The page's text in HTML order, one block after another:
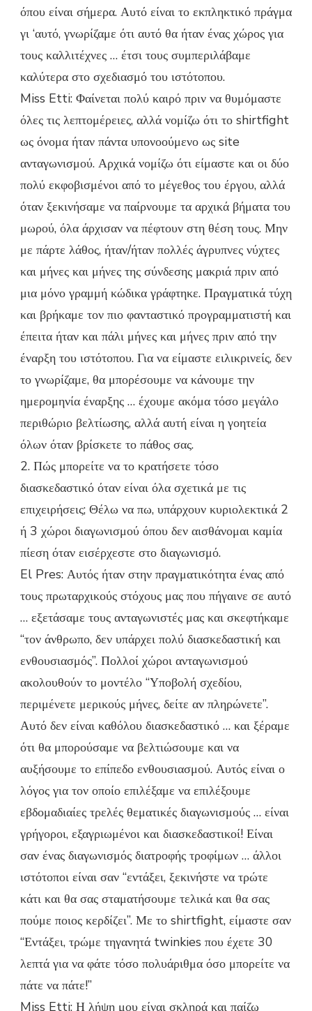
όπου είναι σήμερα. Αυτό είναι το εκπληκτικό πράγμα
γι ‘αυτό, γνωρίζαμε ότι αυτό θα ήταν ένας χώρος για
τους καλλιτέχνες … έτσι τους συμπεριλάβαμε
καλύτερα στο σχεδιασμό του ιστότοπου.
Miss Etti: Φαίνεται πολύ καιρό πριν να θυμόμαστε
όλες τις λεπτομέρειες, αλλά νομίζω ότι το shirtfight
ως όνομα ήταν πάντα υπονοούμενο ως site
ανταγωνισμού. Αρχικά νομίζω ότι είμαστε και οι δύο
πολύ εκφοβισμένοι από το μέγεθος του έργου, αλλά
όταν ξεκινήσαμε να παίρνουμε τα αρχικά βήματα του
μωρού, όλα άρχισαν να πέφτουν στη θέση τους. Μην
με πάρτε λάθος, ήταν/ήταν πολλές άγρυπνες νύχτες
και μήνες και μήνες της σύνδεσης μακριά πριν από
μια μόνο γραμμή κώδικα γράφτηκε. Πραγματικά τύχη
και βρήκαμε τον πιο φανταστικό προγραμματιστή και
έπειτα ήταν και πάλι μήνες και μήνες πριν από την
έναρξη του ιστότοπου. Για να είμαστε ειλικρινείς, δεν
το γνωρίζαμε, θα μπορέσουμε να κάνουμε την
ημερομηνία έναρξης … έχουμε ακόμα τόσο μεγάλο
περιθώριο βελτίωσης, αλλά αυτή είναι η γοητεία
όλων όταν βρίσκετε το πάθος σας.
2. Πώς μπορείτε να το κρατήσετε τόσο
διασκεδαστικό όταν είναι όλα σχετικά με τις
επιχειρήσεις; Θέλω να πω, υπάρχουν κυριολεκτικά 2
ή 3 χώροι διαγωνισμού όπου δεν αισθάνομαι καμία
πίεση όταν εισέρχεστε στο διαγωνισμό.
El Pres: Αυτός ήταν στην πραγματικότητα ένας από
τους πρωταρχικούς στόχους μας που πήγαινε σε αυτό
… εξετάσαμε τους ανταγωνιστές μας και σκεφτήκαμε
“τον άνθρωπο, δεν υπάρχει πολύ διασκεδαστική και
ενθουσιασμός”. Πολλοί χώροι ανταγωνισμού
ακολουθούν το μοντέλο “Υποβολή σχεδίου,
περιμένετε μερικούς μήνες, δείτε αν πληρώνετε”.
Αυτό δεν είναι καθόλου διασκεδαστικό … και ξέραμε
ότι θα μπορούσαμε να βελτιώσουμε και να
αυξήσουμε το επίπεδο ενθουσιασμού. Αυτός είναι ο
λόγος για τον οποίο επιλέξαμε να επιλέξουμε
εβδομαδιαίες τρελές θεματικές διαγωνισμούς … είναι
γρήγοροι, εξαγριωμένοι και διασκεδαστικοί! Είναι
σαν ένας διαγωνισμός διατροφής τροφίμων … άλλοι
ιστότοποι είναι σαν “εντάξει, ξεκινήστε να τρώτε
κάτι και θα σας σταματήσουμε τελικά και θα σας
πούμε ποιος κερδίζει”. Με το shirtfight, είμαστε σαν
“Εντάξει, τρώμε τηγανητά twinkies που έχετε 30
λεπτά για να φάτε τόσο πολυάριθμα όσο μπορείτε να
πάτε να πάτε!”
Miss Etti: Η λήψη μου είναι σκληρά και παίζω